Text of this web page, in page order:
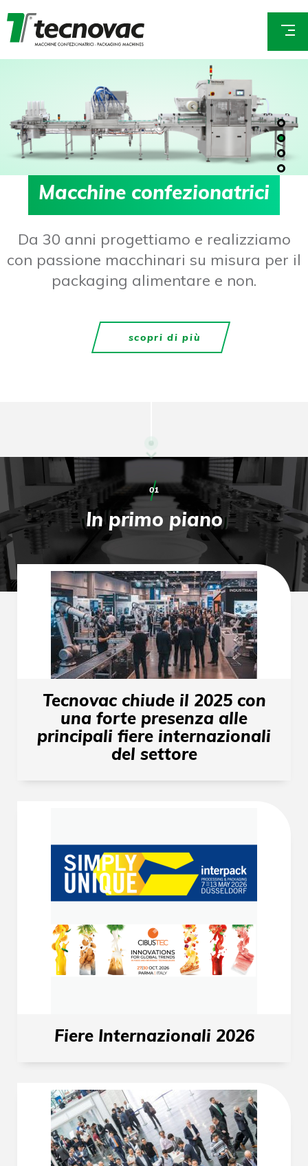
al
contenuto
principale
Macchine confezionatrici
Da 30 anni progettiamo e realizziamo
con passione macchinari su misura per il
packaging alimentare e non.
scopri di più
01
In primo piano
Tecnovac chiude il 2025 con
una forte presenza alle
principali fiere internazionali
del settore
Fiere Internazionali 2026
E
*